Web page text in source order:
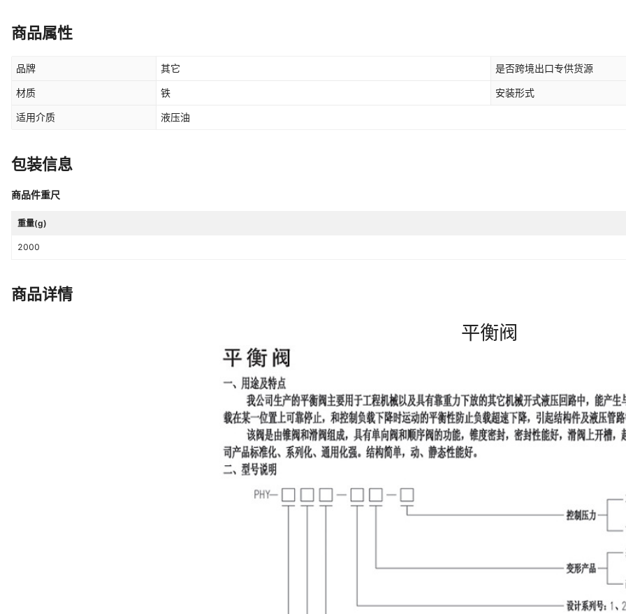
商品属性
品牌 其它 是否跨境出口专供货源
材质 铁 安装形式
适用介质 液压油
包装信息
商品件重尺
重量(g)
2000
商品详情